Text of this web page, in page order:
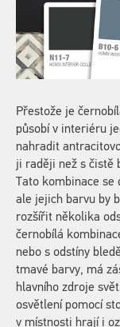
Přestože je
působí v interiéru
nahradit
ji raději než s čistě
Tato kombinace se
ale jejich barvu by
rozšířit několika
černobílá
nebo s odstíny
tmavé barvy, má
hlavního zdroje
osvětlení pomocí
v místnosti hrají i